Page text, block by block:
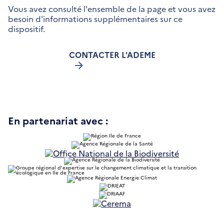
Vous avez consulté l'ensemble de la page et vous avez
besoin d'informations supplémentaires sur ce
dispositif.
CONTACTER L'ADEME
En partenariat avec :
une